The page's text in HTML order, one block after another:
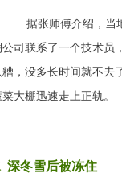
司联系了一个技术员
，没多长时间就不去
大棚迅速走上正轨。
深冬雪后被冻住